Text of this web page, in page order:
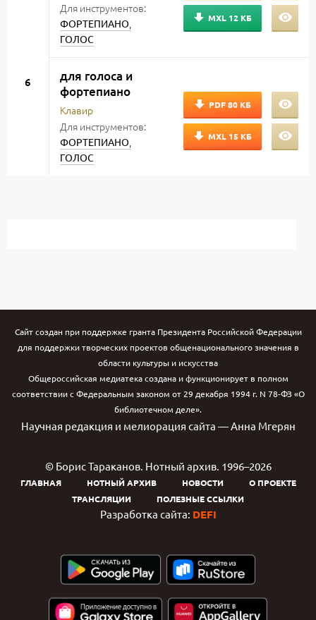
Для инструментов:
ФОРТЕПИАНО,
ГОЛОС
MXL 12 КБ
6
для голоса и
фортепиано
Клавир
Для инструментов:
ФОРТЕПИАНО,
ГОЛОС
PDF80 КБ
MXL 15 КБ
Сайт создан при поддержке гранта Президента Российской Федерации
для поддержки творческих проектов общенационального значения в
области культуры и искусства
Общероссийская медиатека создана и функционирует в полном
соответствии с Федеральным законом от 29 декабря 1994 г. N 78-ФЗ «О
библиотечном деле».
Научная редакция и мелиорация сайта — Анна Мгерян
© Борис Тараканов. Нотный архив. 1996–2026
ГЛАВНАЯ НОТНЫЙ АРХИВ НОВОСТИ
О ПРОЕКТЕ
ТРАНСЛЯЦИИ
ПОЛЕЗНЫЕ ССЫЛКИ
Разработка сайта: DEFI